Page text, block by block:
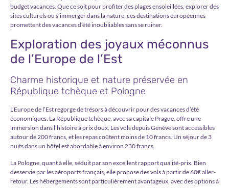
budget vacances. Que ce soit pour profiter des plages ensoleillées, explorer des
sites culturels ou s’immerger dans la nature, ces destinations européennes
promettent des vacances d’été inoubliables sans se ruiner.
Exploration des joyaux méconnus
de l’Europe de l’Est
Charme historique et nature préservée en
République tchèque et Pologne
L’Europe de l’Est regorge de trésors à découvrir pour des vacances d’été
économiques. La République tchèque, avec sa capitale Prague, offre une
immersion dans l’histoire à prix doux. Les vols depuis Genève sont accessibles
autour de 200 francs, et les repas coûtent moins de 10 francs. Un séjour de 3
nuits dans un hôtel est abordable à environ 230 francs.
La Pologne, quant à elle, séduit par son excellent rapport qualité-prix. Bien
desservie par les aéroports français, elle propose des vols à partir de 60€ aller-
retour. Les hébergements sont particulièrement avantageux, avec des options à